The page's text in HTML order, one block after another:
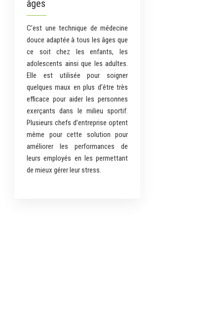
âges
C’est une technique de médecine
douce adaptée à tous les âges que
ce soit chez les enfants, les
adolescents ainsi que les adultes.
Elle est utilisée pour soigner
quelques maux en plus d’être très
efficace pour aider les personnes
exerçants dans le milieu sportif.
Plusieurs chefs d’entreprise optent
même pour cette solution pour
améliorer les performances de
leurs employés en les permettant
de mieux gérer leur stress.